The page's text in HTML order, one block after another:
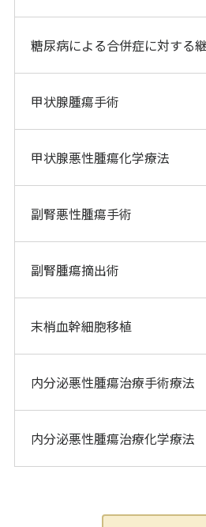
糖尿病による合併症に対する
甲状腺腫瘍手術
甲状腺悪性腫瘍化学療法
副腎悪性腫瘍手術
副腎腫瘍摘出術
末梢血幹細胞移植
内分泌悪性腫瘍治療手術療法
内分泌悪性腫瘍治療化学療法